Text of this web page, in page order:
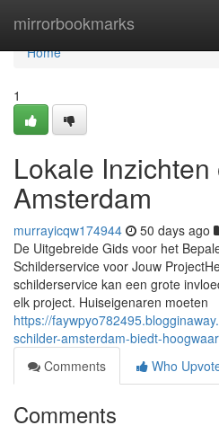
mirrorbookmarks
Home
Home
1
Lokale
Amsterdam
murrayicqw174944 50 days ago
De Uitgebreide Gids voor het
Schilderservice voor Jouw
schilderservice kan een grote
elk project. Huiseigenaren moeten
https://
schilder-amsterdam-biedt-
Comments
Who
Comments